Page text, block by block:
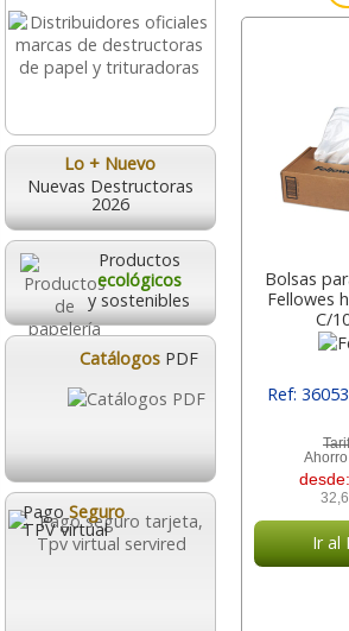
Lo + Nuevo
Nuevas Destructoras
2026
Productos
ecológicos
y sostenibles
Catálogos PDF
Pago Seguro
TPV virtual
Bolsas
Fellowes
C/
Ref: 36053
Ir al